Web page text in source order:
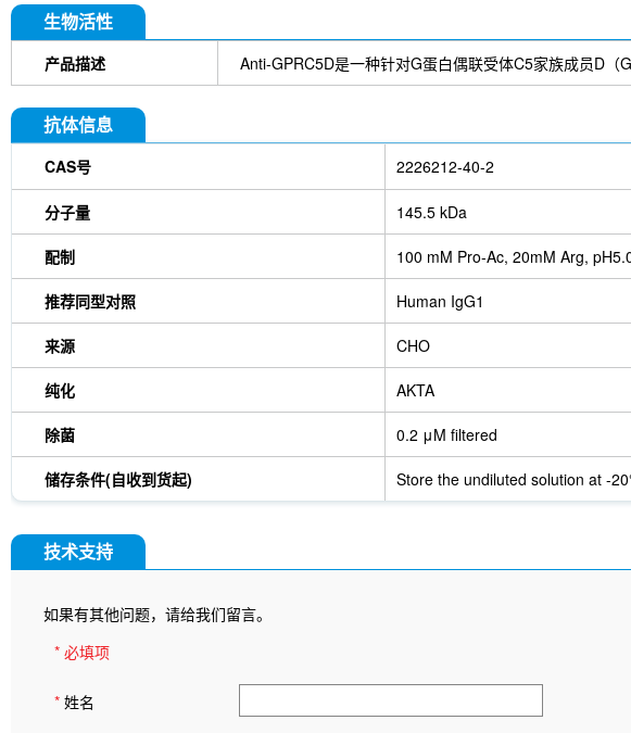
生物活性
产品描述 Anti-GPRC5D是一种针对G蛋白偶联受体C5家族成员D（
抗体信息
CAS号 2226212-40-2
分子量 145.5 kDa
配制 100 mM Pro-Ac, 20mM Arg,
推荐同型对照 Human IgG1
来源 CHO
纯化 AKTA
除菌 0.2 μM filtered
储存条件(自收到货起) Store the undiluted solution at -
技术支持
如果有其他问题，请给我们留言。
* 必填项
* 姓名